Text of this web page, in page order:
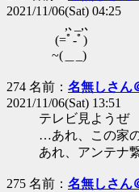
2021/11/06(Sat) 04:25
,､_,､
(=ﾟ-ﾟ)
~(＿_)
274 名前： 名無しさん
2021/11/06(Sat) 13:51
テレビ見ようぜ
…あれ、この家
あれ、アンテナ
275 名前： 名無しさん